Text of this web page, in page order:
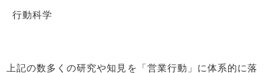
行動科学
上記の数多くの研究や知見を「営業行動」に体系的に落